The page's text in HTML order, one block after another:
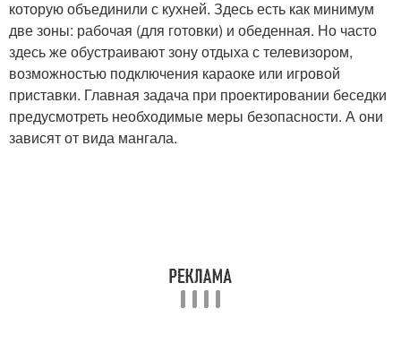
которую объединили с кухней. Здесь есть как минимум
две зоны: рабочая (для готовки) и обеденная. Но часто
здесь же обустраивают зону отдыха с телевизором,
возможностью подключения караоке или игровой
приставки. Главная задача при проектировании беседки
предусмотреть необходимые меры безопасности. А они
зависят от вида мангала.